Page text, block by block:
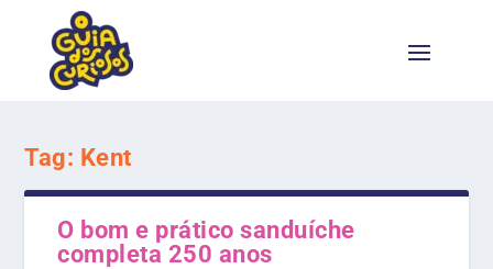
Tag: Kent
O bom e prático sanduíche
completa 250 anos